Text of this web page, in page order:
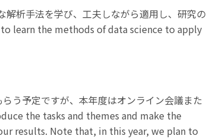
析手法を学び、工夫しながら適用し、研究の
to learn the methods of data science to apply
う予定ですが、本年度はオンライン会議また
the tasks and themes and make the
results. Note that, in this year, we plan to